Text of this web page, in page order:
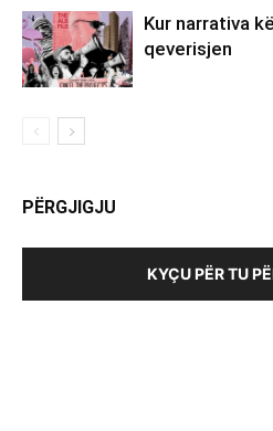
Kur narrativa
qeverisjen
PËRGJIGJU
KYÇU PËR TU